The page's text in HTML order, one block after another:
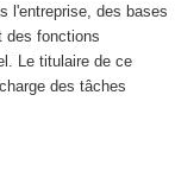
l'entreprise, des bases
des fonctions
Le titulaire de ce
des tâches